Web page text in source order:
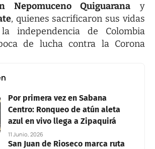
Nepomuceno Quiguarana y
, quienes sacrificaron sus vidas
independencia de Colombia
de lucha contra la Corona
Por primera vez en Sabana
Centro: Ronqueo de atún aleta
azul en vivo llega a Zipaquirá
11 Junio, 2026
San Juan de Rioseco marca ruta